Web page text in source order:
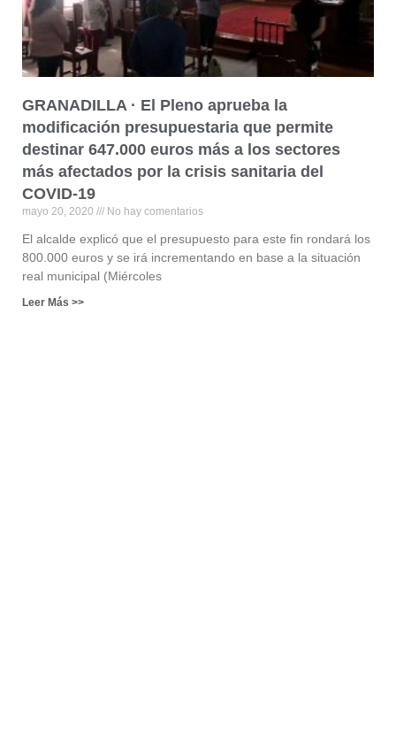
GRANADILLA · El Pleno aprueba la
modificación presupuestaria que permite
destinar 647.000 euros más a los sectores
más afectados por la crisis sanitaria del
COVID-19
mayo 20, 2020 No hay comentarios
El alcalde explicó que el presupuesto para este fin rondará los
800.000 euros y se irá incrementando en base a la situación
real municipal (Miércoles
Leer Más >>